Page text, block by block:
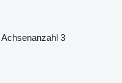
Achsenanzahl 3